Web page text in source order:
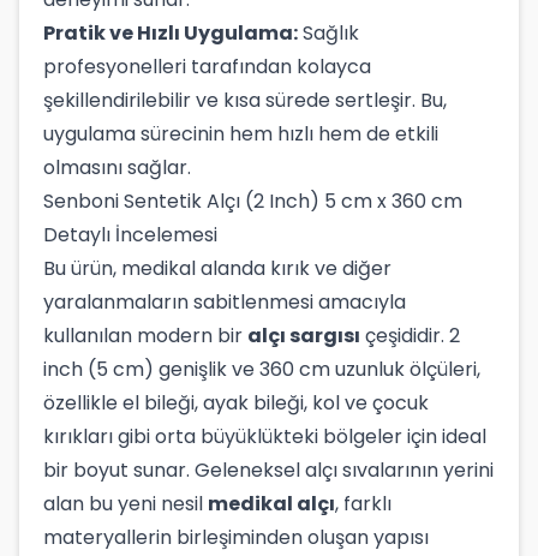
Pratik ve Hızlı Uygulama:Sağlık
profesyonelleri tarafından kolayca
şekillendirilebilir ve kısa sürede sertleşir. Bu,
uygulama sürecinin hem hızlı hem de etkili
olmasını sağlar.
Senboni Sentetik Alçı (2 Inch) 5 cm x 360 cm
Detaylı İncelemesi
Bu ürün, medikal alanda kırık ve diğer
yaralanmaların sabitlenmesi amacıyla
kullanılan modern bir alçı sargısı çeşididir. 2
inch (5 cm) genişlik ve 360 cm uzunluk ölçüleri,
özellikle el bileği, ayak bileği, kol ve çocuk
kırıkları gibi orta büyüklükteki bölgeler için ideal
bir boyut sunar. Geleneksel alçı sıvalarının yerini
alan bu yeni nesil medikal alçı, farklı
materyallerin birleşiminden oluşan yapısı